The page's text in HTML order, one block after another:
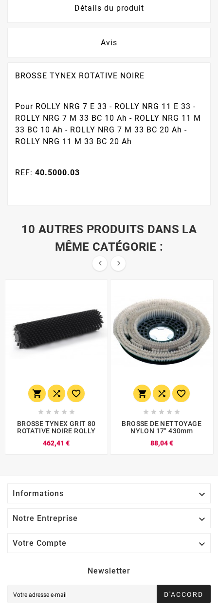
Détails du produit
Avis
BROSSE TYNEX ROTATIVE NOIRE
Pour ROLLY NRG 7 E 33 - ROLLY NRG 11 E 33 -
ROLLY NRG 7 M 33 BC 10 Ah - ROLLY NRG 11 M
33 BC 10 Ah - ROLLY NRG 7 M 33 BC 20 Ah -
ROLLY NRG 11 M 33 BC 20 Ah
REF: 40.5000.03
10 AUTRES PRODUITS DANS LA
MÊME CATÉGORIE :
 
  
    
BROSSE TYNEX GRIT 80
ROTATIVE NOIRE ROLLY
462,41 €
  
    
BROSSE DE NETTOYAGE
NYLON 17" 430mm
88,04 €
Informations 
Notre Entreprise 
Votre Compte 
Newsletter
D'ACCORD